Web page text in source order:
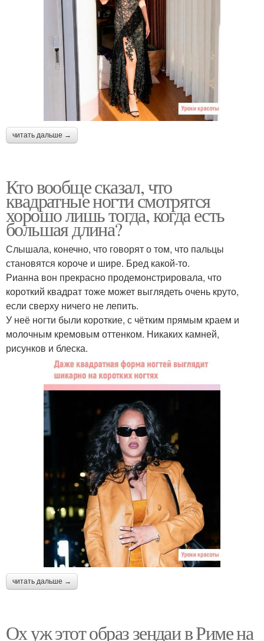
читать дальше →
Кто вообще сказал, что
квадратные ногти смотрятся
хорошо лишь тогда, когда есть
большая длина?
Слышала, конечно, что говорят о том, что пальцы
становятся короче и шире. Бред какой-то.
Рианна вон прекрасно продемонстрировала, что
короткий квадрат тоже может выглядеть очень круто,
если сверху ничего не лепить.
У неё ногти были короткие, с чётким прямым краем и
молочным кремовым оттенком. Никаких камней,
рисунков и блеска.
читать дальше →
Ох уж этот образ зендаи в Риме на